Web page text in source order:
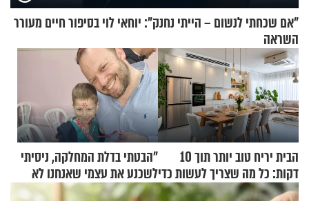
"אם שכחתי לנשום – הייתי נחנק": יוחאי לוי בסיפור חיים מעורר
השראה
הבית יריח טוב יותר תוך 10
דקות: כל מה שצריך לעשות כדי
לרענן את הבית
"הבטתי בדלת המחלקה, ניסיתי
לשכנע את עצמי שאנחנו לא
שייכים לשם"